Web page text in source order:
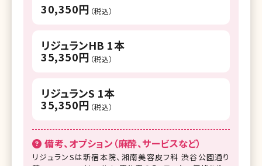
30,350円 （税込）
リジュランHB 1本
35,350円 （税込）
リジュランS 1本
35,350円 （税込）
備考、オプション（麻酔、サービスなど）
リジュランSは新宿本院、湘南美容皮フ科 渋谷公園通り